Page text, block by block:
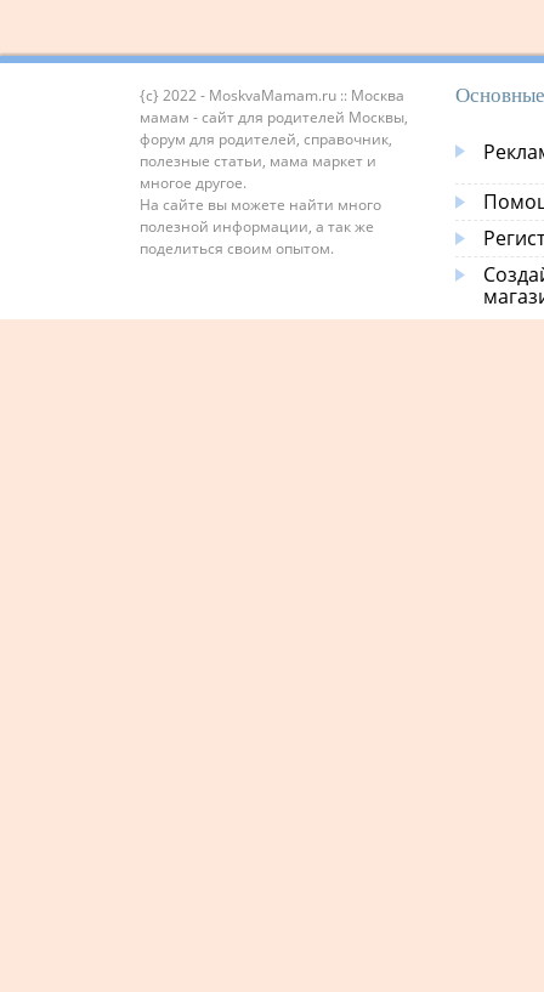
{c} 2022 - MoskvaMamam.ru :: Москва
мамам - сайт для родителей Москвы,
форум для родителей, справочник,
полезные статьи, мама маркет и
многое другое.
На сайте вы можете найти много
полезной информации, а так же
поделиться своим опытом.